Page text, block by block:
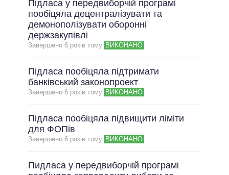
Підласа у передвиборчій програмі
пообіцяла децентралізувати та
демонополізувати оборонні
держзакупівлі
Завершено 6 рокiв тому ВИКОНАНО
Підласа пообіцяла підтримати
банківський законопроект
Завершено 6 рокiв тому ВИКОНАНО
Підласа пообіцяла підвищити ліміти
для ФОПів
Завершено 6 рокiв тому ВИКОНАНО
Пидласа у передвиборчій програмі